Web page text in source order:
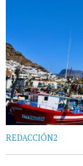
REDACCIÓN2